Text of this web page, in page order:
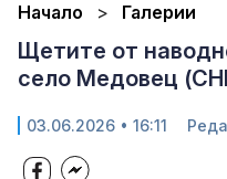
Начало Галерии
Щетите от
село Медовец
03.06.2026 • 16:11